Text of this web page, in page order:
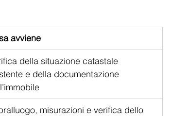
avviene
della situazione catastale
e della documentazione
misurazioni e verifica dello